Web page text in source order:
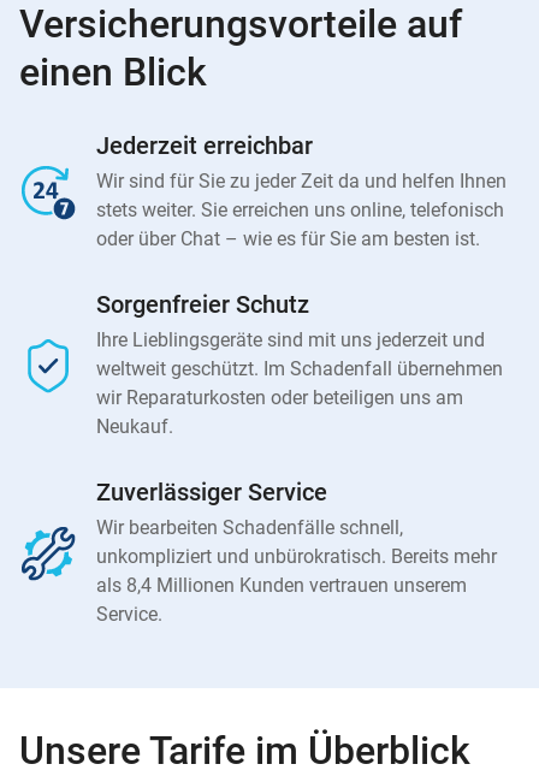
Versicherungsvorteile auf
einen Blick
Jederzeit erreichbar
Wir sind für Sie zu jeder Zeit da und helfen Ihnen
stets weiter. Sie erreichen uns online, telefonisch
oder über Chat – wie es für Sie am besten ist.
Sorgenfreier Schutz
Ihre Lieblingsgeräte sind mit uns jederzeit und
weltweit geschützt. Im Schadenfall übernehmen
wir Reparaturkosten oder beteiligen uns am
Neukauf.
Zuverlässiger Service
Wir bearbeiten Schadenfälle schnell,
unkompliziert und unbürokratisch. Bereits mehr
als 8,4 Millionen Kunden vertrauen unserem
Service.
Unsere Tarife im Überblick